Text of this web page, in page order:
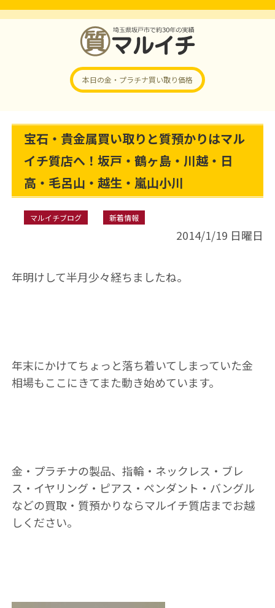
本日の金・プラチナ買い取り価格
宝石・貴金属買い取りと質預かりはマル
イチ質店へ！坂戸・鶴ヶ島・川越・日
高・毛呂山・越生・嵐山小川
マルイチブログ 新着情報
2014/1/19 日曜日
年明けして半月少々経ちましたね。
年末にかけてちょっと落ち着いてしまっていた金
相場もここにきてまた動き始めています。
金・プラチナの製品、指輪・ネックレス・ブレ
ス・イヤリング・ピアス・ペンダント・バングル
などの買取・質預かりならマルイチ質店までお越
しください。